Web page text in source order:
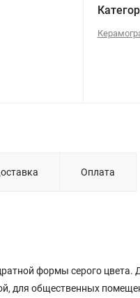
Оплата
формы серого цвета.
для общественных